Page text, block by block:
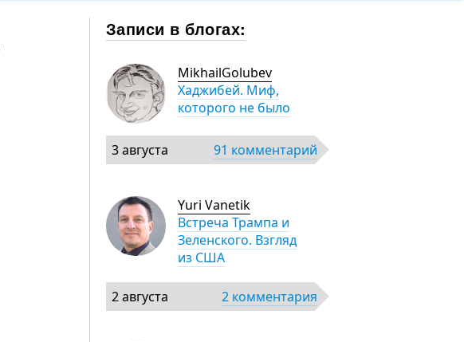
Записи в блогах:
MikhailGolubev
Хаджибей. Миф,
которого не было
3 августа 91 комментарий
Yuri Vanetik
Встреча Трампа и
Зеленского. Взгляд
из США
2 августа 2 комментария